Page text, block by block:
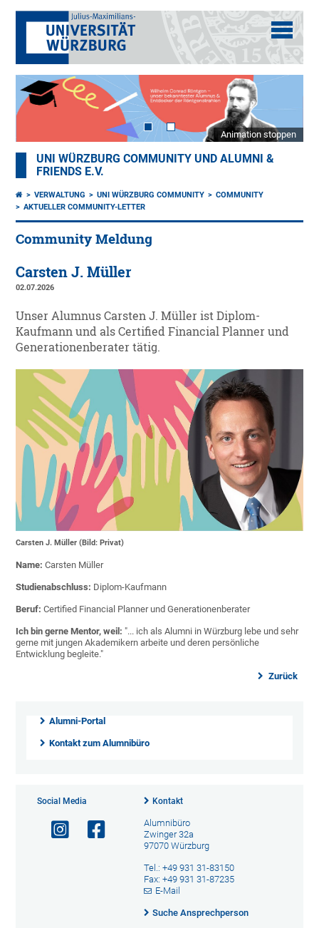
Animation stoppen
UNI WÜRZBURG COMMUNITY UND ALUMNI &
FRIENDS E.V.
VERWALTUNG UNI WÜRZBURG COMMUNITY
COMMUNITY
AKTUELLER COMMUNITY-LETTER
Community Meldung
Carsten J. Müller
02.07.2026
Unser Alumnus Carsten J. Müller ist Diplom-
Kaufmann und als Certified Financial Planner und
Generationenberater tätig.
Carsten J. Müller (Bild: Privat)
Name: Carsten Müller
Studienabschluss: Diplom-Kaufmann
Beruf: Certified Financial Planner und Generationenberater
Ich bin gerne Mentor, weil: "... ich als Alumni in Würzburg lebe und sehr
gerne mit jungen Akademikern arbeite und deren persönliche
Entwicklung begleite."
Zurück
Alumni-Portal
Kontakt zum Alumnibüro
Social Media Kontakt
Alumnibüro
Zwinger 32a
97070 Würzburg
Tel.: +49 931 31-83150
Fax: +49 931 31-87235
E-Mail
Suche Ansprechperson